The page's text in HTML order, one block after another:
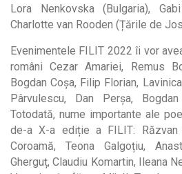
Lora Nenkovska (Bulgaria),
Charlotte van Rooden (Țările de
Evenimentele FILIT 2022 îi vor
români Cezar Amariei, Remus
Bogdan Coșa, Filip Florian,
Pârvulescu, Dan Perșa,
Totodată, nume importante ale
de-a X-a ediție a FILIT: Răzvan
Coroamă, Teona Galgoțiu,
Gherguț, Claudiu Komartin, Ileana